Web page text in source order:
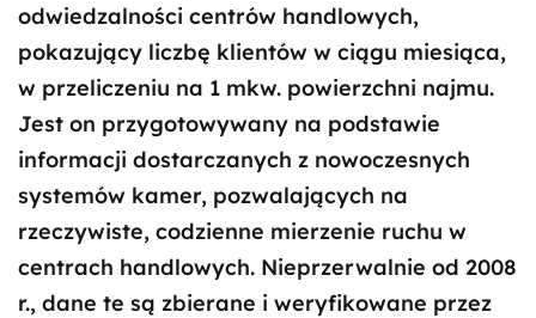
odwiedzalności centrów handlowych,
pokazujący liczbę klientów w ciągu miesiąca,
w przeliczeniu na 1 mkw. powierzchni najmu.
Jest on przygotowywany na podstawie
informacji dostarczanych z nowoczesnych
systemów kamer, pozwalających na
rzeczywiste, codzienne mierzenie ruchu w
centrach handlowych. Nieprzerwalnie od 2008
r., dane te są zbierane i weryfikowane przez